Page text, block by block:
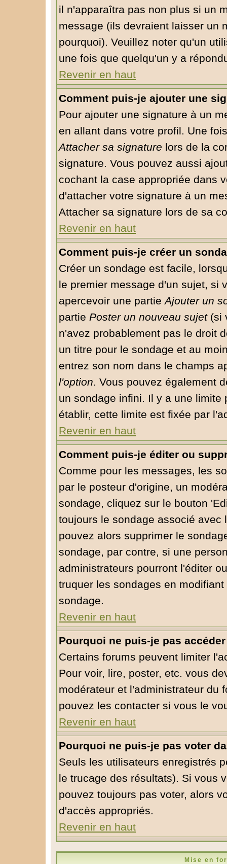
il n'apparaîtra pas non plus si un
message (ils devraient laisser un
pourquoi). Veuillez noter qu'un
une fois que quelqu'un y a
Revenir en haut
Comment puis-je ajouter une
Pour ajouter une signature à un
en allant dans votre profil. Une
Attacher sa signature lors de la
signature. Vous pouvez aussi
cochant la case appropriée dans
d'attacher votre signature à un
Attacher sa signature lors de sa
Revenir en haut
Comment puis-je créer un
Créer un sondage est facile,
le premier message d'un sujet, si
apercevoir une partieAjouter un
partie Poster un nouveau sujet(si
n'avez probablement pas le droit
un titre pour le sondage et au
entrez son nom dans le champs
l'option. Vous pouvez également
un sondage infini. Il y a une
établir, cette limite est fixée par
Revenir en haut
Comment puis-je éditer ou
Comme pour les messages, les
par le posteur d'origine, un
sondage, cliquez sur le bouton
toujours le sondage associé
pouvez alors supprimer le
sondage, par contre, si une
administrateurs pourront l'éditer
truquer les sondages en
sondage.
Revenir en haut
Pourquoi ne puis-je pas
Certains forums peuvent limiter
Pour voir, lire, poster, etc. vous
modérateur et l'administrateur du
pouvez les contacter si vous le
Revenir en haut
Pourquoi ne puis-je pas voter
Seuls les utilisateurs enregistrés
le trucage des résultats). Si vous
pouvez toujours pas voter, alors
d'accès appropriés.
Revenir en haut
Mise en